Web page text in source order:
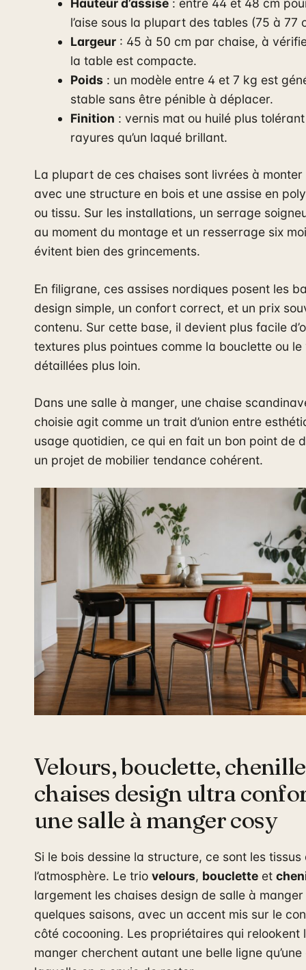
Hauteur d’assise: entre 44 et 48 cm
l’aise sous la plupart des tables (75 à 77
Largeur: 45 à 50 cm par chaise, à
la table est compacte.
Poids : un modèle entre 4 et 7 kg est
stable sans être pénible à déplacer.
Finition : vernis mat ou huilé plus
rayures qu’un laqué brillant.
La plupart de ces chaises sont livrées à monter
avec une structure en bois et une assise en
ou tissu. Sur les installations, un serrage
au moment du montage et un resserrage six
évitent bien des grincements.
En filigrane, ces assises nordiques posent les
design simple, un confort correct, et un prix
contenu. Sur cette base, il devient plus facile
textures plus pointues comme la bouclette ou le
détaillées plus loin.
Dans une salle à manger, une chaise
choisie agit comme un trait d’union entre
usage quotidien, ce qui en fait un bon point de
un projet de mobilier tendance cohérent.
Velours, bouclette,
chaises design ultra
une salle à manger cosy
Si le bois dessine la structure, ce sont les
l’atmosphère. Le trio velours, bouclette et
largement les chaises design de salle à
quelques saisons, avec un accent mis sur le
côté cocooning. Les propriétaires qui relookent
manger cherchent autant une belle ligne